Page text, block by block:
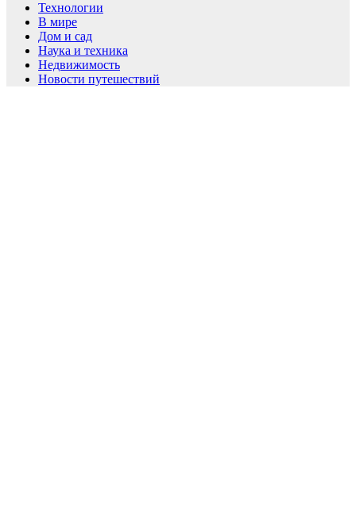
Технологии
В мире
Дом и сад
Наука и техника
Недвижимость
Новости путешествий